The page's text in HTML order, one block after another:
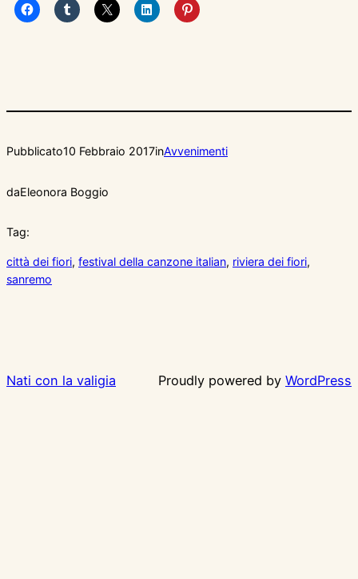
Pubblicato10 Febbraio 2017inAvvenimenti
daEleonora Boggio
Tag:
città dei fiori, festival della canzone italian, riviera dei fiori
sanremo
Nati con la valigia Proudly powered by WordPress